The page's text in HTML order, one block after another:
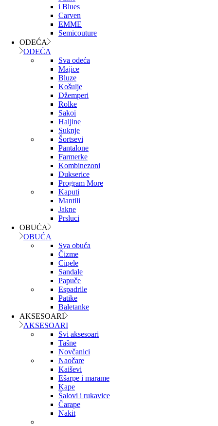
i Blues
Carven
EMME
Semicouture
ODEĆA
ODEĆA
Sva odeća
Majice
Bluze
Košulje
Džemperi
Rolke
Sakoi
Haljine
Suknje
Šortsevi
Pantalone
Farmerke
Kombinezoni
Dukserice
Program More
Kaputi
Mantili
Jakne
Prsluci
OBUĆA
OBUĆA
Sva obuća
Čizme
Cipele
Sandale
Papuče
Espadrile
Patike
Baletanke
AKSESOARI
AKSESOARI
Svi aksesoari
Tašne
Novčanici
Naočare
Kaiševi
Ešarpe i marame
Kape
Šalovi i rukavice
Čarape
Nakit